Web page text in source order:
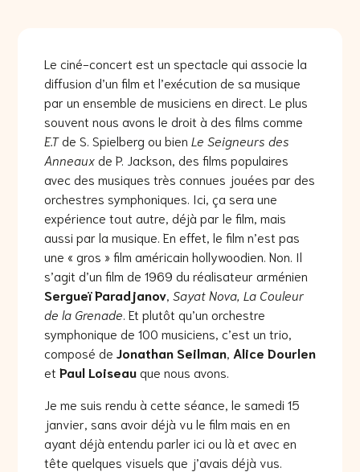
Le ciné-concert est un spectacle qui associe la
diffusion d’un film et l’exécution de sa musique
par un ensemble de musiciens en direct. Le plus
souvent nous avons le droit à des films comme
E.Tde S. Spielberg ou bien Le Seigneurs des
Anneauxde P. Jackson, des films populaires
avec des musiques très connues jouées par des
orchestres symphoniques. Ici, ça sera une
expérience tout autre, déjà par le film, mais
aussi par la musique. En effet, le film n’est pas
une « gros » film américain hollywoodien. Non. Il
s’agit d’un film de 1969 du réalisateur arménien
Sergueï Paradjanov, Sayat Nova, La Couleur
de la Grenade. Et plutôt qu’un orchestre
symphonique de 100 musiciens, c’est un trio,
composé de Jonathan Seilman, Alice Dourlen
et Paul Loiseauque nous avons.
Je me suis rendu à cette séance, le samedi 15
janvier, sans avoir déjà vu le film mais en en
ayant déjà entendu parler ici ou là et avec en
tête quelques visuels que j’avais déjà vus.